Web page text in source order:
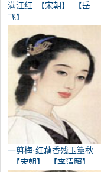
满江红_【宋朝】_【岳
飞】
一剪梅·红藕香残玉簟秋
_【宋朝】_【李清照】